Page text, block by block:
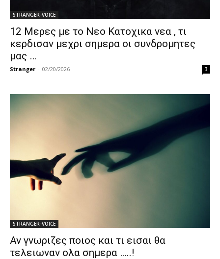
STRANGER-VOICE
12 Μερες με το Νεο Κατοχικα νεα , τι
κερδισαν μεχρι σημερα οι συνδρομητες
μας …
Stranger - 02/20/2026 3
STRANGER-VOICE
Αν γνωριζες ποιος και τι εισαι θα
τελειωναν ολα σημερα …..!